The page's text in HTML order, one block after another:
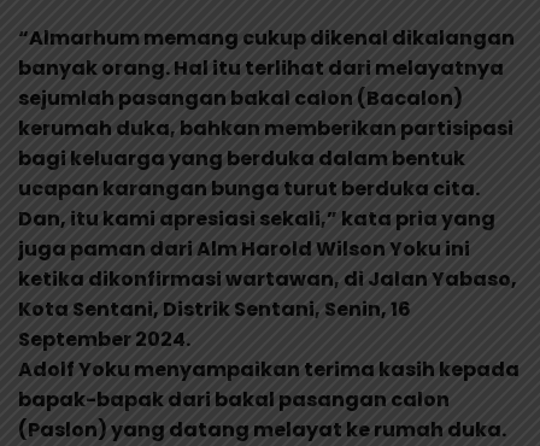
“Almarhum memang cukup dikenal dikalangan
banyak orang. Hal itu terlihat dari melayatnya
sejumlah pasangan bakal calon (Bacalon)
kerumah duka, bahkan memberikan partisipasi
bagi keluarga yang berduka dalam bentuk
ucapan karangan bunga turut berduka cita.
Dan, itu kami apresiasi sekali,” kata pria yang
juga paman dari Alm Harold Wilson Yoku ini
ketika dikonfirmasi wartawan, di Jalan Yabaso,
Kota Sentani, Distrik Sentani, Senin, 16
September 2024.
Adolf Yoku menyampaikan terima kasih kepada
bapak-bapak dari bakal pasangan calon
(Paslon) yang datang melayat ke rumah duka.